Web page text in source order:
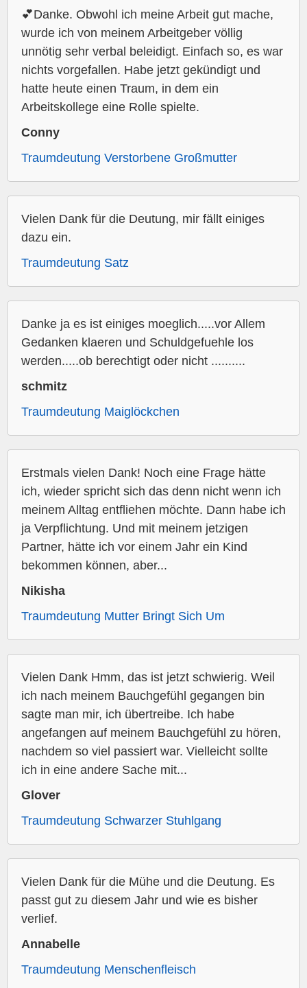
💕Danke. Obwohl ich meine Arbeit gut mache,
wurde ich von meinem Arbeitgeber völlig
unnötig sehr verbal beleidigt. Einfach so, es war
nichts vorgefallen. Habe jetzt gekündigt und
hatte heute einen Traum, in dem ein
Arbeitskollege eine Rolle spielte.
Conny
Traumdeutung Verstorbene Großmutter
Vielen Dank für die Deutung, mir fällt einiges
dazu ein.
Traumdeutung Satz
Danke ja es ist einiges moeglich.....vor Allem
Gedanken klaeren und Schuldgefuehle los
werden.....ob berechtigt oder nicht ..........
schmitz
Traumdeutung Maiglöckchen
Erstmals vielen Dank! Noch eine Frage hätte
ich, wieder spricht sich das denn nicht wenn ich
meinem Alltag entfliehen möchte. Dann habe ich
ja Verpflichtung. Und mit meinem jetzigen
Partner, hätte ich vor einem Jahr ein Kind
bekommen können, aber...
Nikisha
Traumdeutung Mutter Bringt Sich Um
Vielen Dank Hmm, das ist jetzt schwierig. Weil
ich nach meinem Bauchgefühl gegangen bin
sagte man mir, ich übertreibe. Ich habe
angefangen auf meinem Bauchgefühl zu hören,
nachdem so viel passiert war. Vielleicht sollte
ich in eine andere Sache mit...
Glover
Traumdeutung Schwarzer Stuhlgang
Vielen Dank für die Mühe und die Deutung. Es
passt gut zu diesem Jahr und wie es bisher
verlief.
Annabelle
Traumdeutung Menschenfleisch